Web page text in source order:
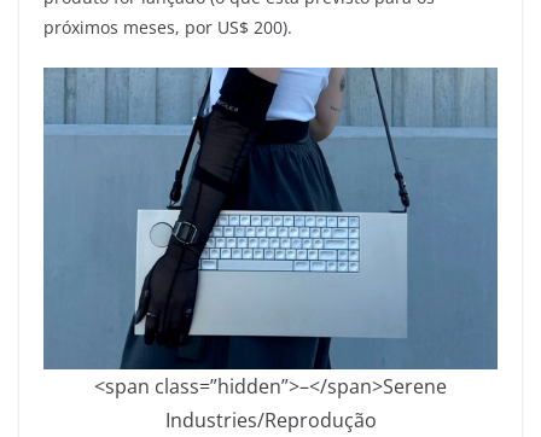
próximos meses, por US$ 200).
<span class=”hidden”>–</span>Serene
Industries/Reprodução